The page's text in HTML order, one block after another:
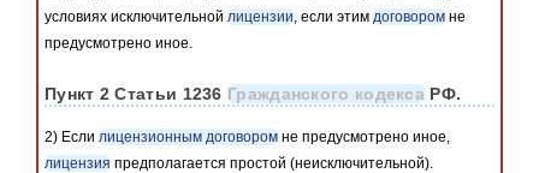
условиях исключительной лицензии , если этим договором не
предусмотрено иное.
Пункт 2 Статьи 1236Гражданского кодекса РФ.
2) Если лицензионным договором не предусмотрено иное,
лицензия предполагается простой (неисключительной).